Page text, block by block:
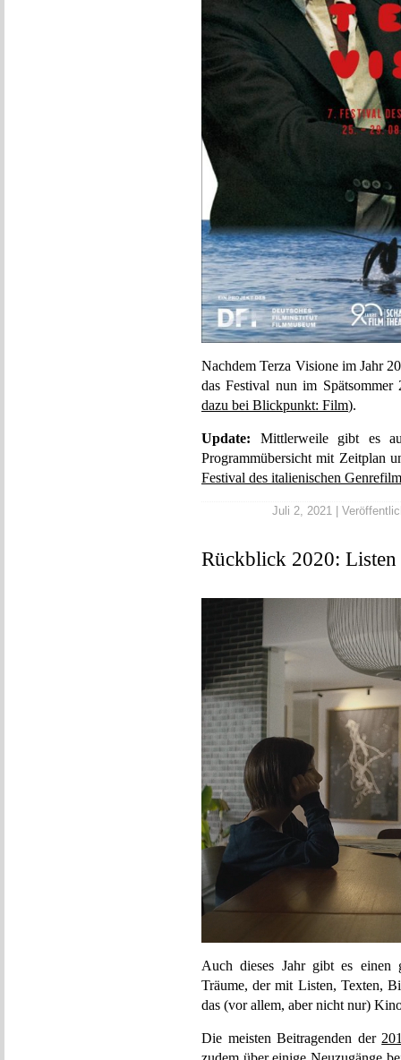
Nachdem Terza Visione im Jahr
das Festival nun im
dazu bei Blickpunkt: Film).
Update: Mittlerweile gibt es
Programmübersicht mit Zeitplan
Festival des italienischen
Juli 2, 2021 |
Rückblick 2020:
Auch dieses Jahr gibt es einen
Träume, der mit Listen, Texten,
das (vor allem, aber nicht nur)
Die meisten Beitragenden der